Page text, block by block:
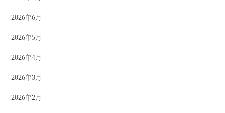
2026年6月
2026年5月
2026年4月
2026年3月
2026年2月